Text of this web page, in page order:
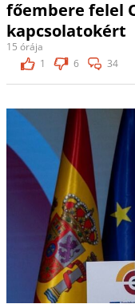
főembere felel
kapcsolatokért
15 órája
1
6 34